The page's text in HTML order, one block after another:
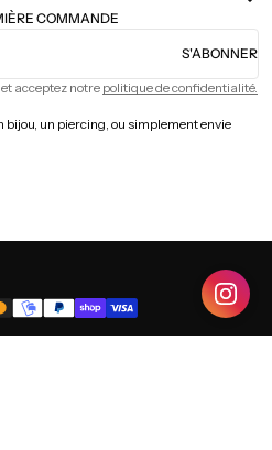
COMMANDE
S'ABONNER
acceptez notre politique de confidentialité.
bijou, un piercing, ou simplement envie